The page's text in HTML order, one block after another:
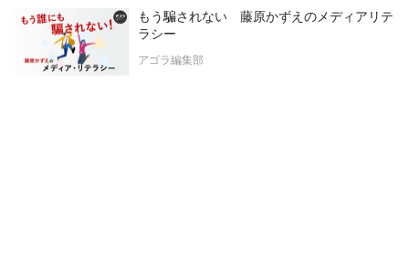
もう騙されない 藤原かずえのメディアリテ
ラシー
アゴラ編集部